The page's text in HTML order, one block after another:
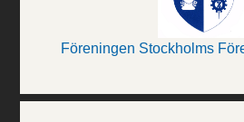
Föreningen Stockholms